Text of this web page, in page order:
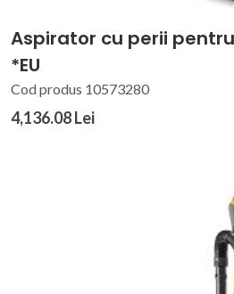
Aspirator cu perii
*EU
Cod produs 10573280
4,136.08 Lei